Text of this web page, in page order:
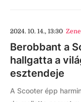
2024. 10. 14., 13:30 Zene
Berobbant a
hallgatta a
esztendeje
A Scooter épp